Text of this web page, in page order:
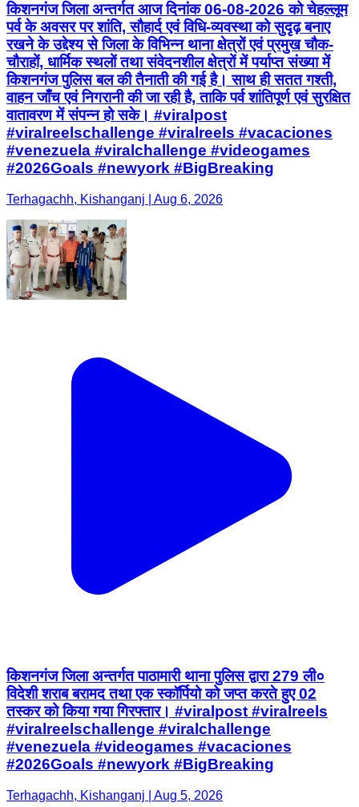
किशनगंज जिला अन्तर्गत आज दिनांक 06-08-2026 को चेहल्लूम
पर्व के अवसर पर शांति, सौहार्द एवं विधि-व्यवस्था को सुदृढ़ बनाए
रखने के उद्देश्य से जिला के विभिन्न थाना क्षेत्रों एवं प्रमुख चौक-
चौराहों, धार्मिक स्थलों तथा संवेदनशील क्षेत्रों में पर्याप्त संख्या में
किशनगंज पुलिस बल की तैनाती की गई है। साथ ही सतत गश्ती,
वाहन जाँच एवं निगरानी की जा रही है, ताकि पर्व शांतिपूर्ण एवं सुरक्षित
वातावरण में संपन्न हो सके। #viralpost
#viralreelschallenge #viralreels #vacaciones
#venezuela #viralchallenge #videogames
#2026Goals #newyork #BigBreaking
Terhagachh, Kishanganj | Aug 6, 2026
किशनगंज जिला अन्तर्गत पाठामारी थाना पुलिस द्वारा 279 ली०
विदेशी शराब बरामद तथा एक स्कॉर्पियो को जप्त करते हुए 02
तस्कर को किया गया गिरफ्तार। #viralpost #viralreels
#viralreelschallenge #viralchallenge
#venezuela #videogames #vacaciones
#2026Goals #newyork #BigBreaking
Terhagachh, Kishanganj | Aug 5, 2026